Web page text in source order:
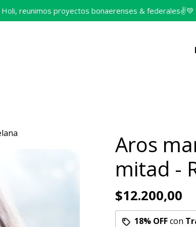
Holi, reunimos proyectos bonaerenses & federales✌️💚
Aros
mitad -
$12.200,00
18% OFFcon